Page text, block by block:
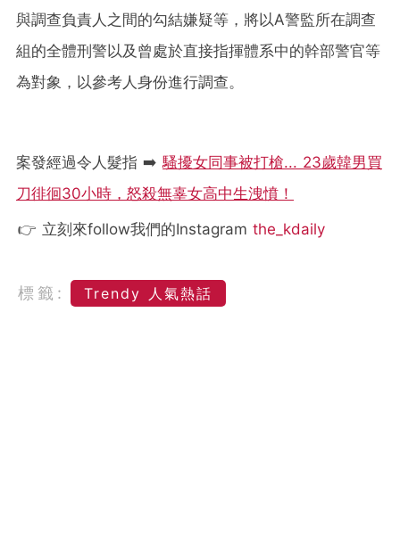
與調查負責人之間的勾結嫌疑等，將以A警監所在調查
組的全體刑警以及曾處於直接指揮體系中的幹部警官等
為對象，以參考人身份進行調查。
案發經過令人髮指 ➡️ 騷擾女同事被打槍... 23歲韓男買
刀徘徊30小時，怒殺無辜女高中生洩憤！
👉 立刻來follow我們的Instagram the_kdaily
標籤: Trendy 人氣熱話